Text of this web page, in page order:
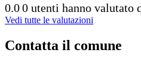
0.00 utenti hanno valutato
Vedi tutte le valutazioni
Contatta il comune